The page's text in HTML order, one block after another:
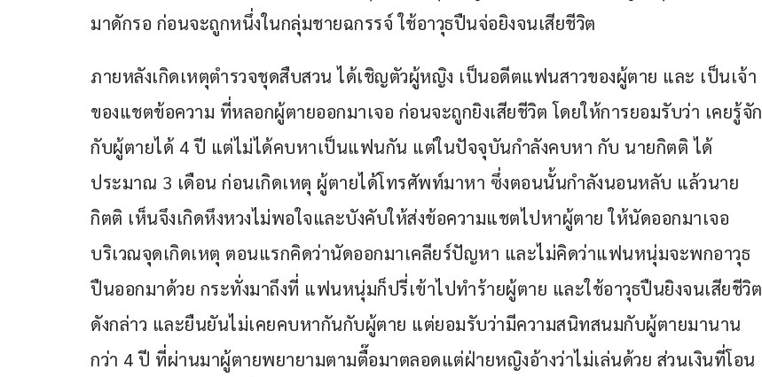
มาดักรอ ก่อนจะถูกหนึ่งในกลุ่มชายฉกรรจ์ ใช้อาวุธปืนจ่อยิงจนเสียชีวิต
ภายหลังเกิดเหตุตำรวจชุดสืบสวน ได้เชิญตัวผู้หญิง เป็นอดีตแฟนสาวของผู้ตาย และ เป็นเจ้า
ของแชตข้อความ ที่หลอกผู้ตายออกมาเจอ ก่อนจะถูกยิงเสียชีวิต โดยให้การยอมรับว่า เคยรู้จัก
กับผู้ตายได้ 4 ปี แต่ไม่ได้คบหาเป็นแฟนกัน แต่ในปัจจุบันกำลังคบหา กับ นายกิตติ ได้
ประมาณ 3 เดือน ก่อนเกิดเหตุ ผู้ตายได้โทรศัพท์มาหา ซึ่งตอนนั้นกำลังนอนหลับ แล้วนาย
กิตติ เห็นจึงเกิดหึงหวงไม่พอใจและบังคับให้ส่งข้อความแชตไปหาผู้ตาย ให้นัดออกมาเจอ
บริเวณจุดเกิดเหตุ ตอนแรกคิดว่านัดออกมาเคลียร์ปัญหา และไม่คิดว่าแฟนหนุ่มจะพกอาวุธ
ปืนออกมาด้วย กระทั่งมาถึงที่ แฟนหนุ่มก็ปรี่เข้าไปทำร้ายผู้ตาย และใช้อาวุธปืนยิงจนเสียชีวิต
ดังกล่าว และยืนยันไม่เคยคบหากันกับผู้ตาย แต่ยอมรับว่ามีความสนิทสนมกับผู้ตายมานาน
กว่า 4 ปี ที่ผ่านมาผู้ตายพยายามตามตื๊อมาตลอดแต่ฝ่ายหญิงอ้างว่าไม่เล่นด้วย ส่วนเงินที่โอน